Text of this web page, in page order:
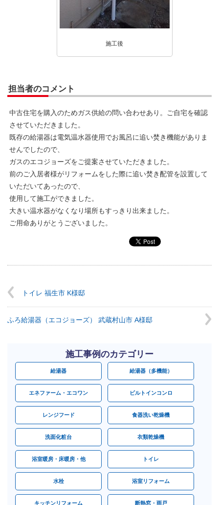
施工後
担当者のコメント
中古住宅を購入のためガス供給の問い合わせあり。ご自宅を確認
させていただきました。
既存の給湯器は電気温水器使用でお風呂に追い焚き機能がありま
せんでしたので、
ガスのエコジョーズをご提案させていただきました。
前のご入居者様がリフォームをした際に追い焚き配管を設置して
いただいてあったので、
使用して施工ができました。
大きい温水器がなくなり場所もすっきり出来ました。
ご用命ありがとうございました。
トイレ 福生市 K様邸
ふろ給湯器（エコジョーズ） 武蔵村山市 A様邸
施工事例のカテゴリー
給湯器 給湯器（多機能）
エネファーム・エコワン ビルトインコンロ
レンジフード 食器洗い乾燥機
洗面化粧台 衣類乾燥機
浴室暖房・床暖房・他 トイレ
水栓 浴室リフォーム
キッチンリフォーム 断熱窓・雨戸